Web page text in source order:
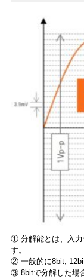
① 分解能とは、入力
す。
② 一般的に8bit,
③ 8bitで分解した場